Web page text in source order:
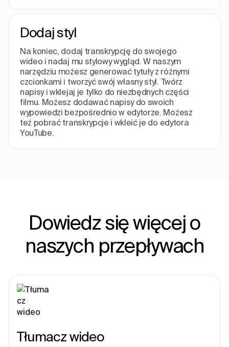
Dodaj styl
Na koniec, dodaj transkrypcję do swojego
wideo i nadaj mu stylowy wygląd. W naszym
narzędziu możesz generować tytuły z różnymi
czcionkami i tworzyć swój własny styl. Twórz
napisy i wklejaj je tylko do niezbędnych części
filmu. Możesz dodawać napisy do swoich
wypowiedzi bezpośrednio w edytorze. Możesz
też pobrać transkrypcje i wkleić je do edytora
YouTube.
Dowiedz się więcej o
naszych przepływach
Tłumacz wideo